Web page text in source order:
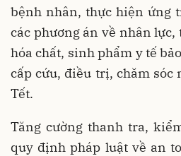
bệnh nhân, thực hiện ứng
các phương án về nhân
hóa chất, sinh phẩm y tế
cấp cứu, điều trị, chăm
Tết.
Tăng cường thanh tra,
quy định pháp luật về an